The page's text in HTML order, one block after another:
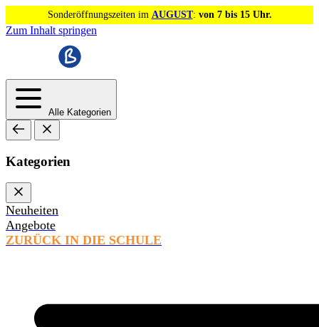
Sonderöffnungszeiten im AUGUST: von 7 bis 15 Uhr.
Zum Inhalt springen
Alle Kategorien
Kategorien
Neuheiten
Angebote
ZURÜCK IN DIE SCHULE